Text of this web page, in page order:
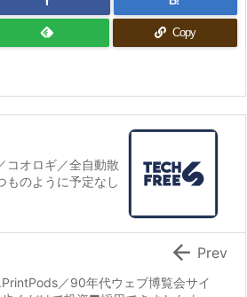
Copy
コオロギ／全自動散
のように予定なし
／90年代ウェブ博覧会サイ
 Prev